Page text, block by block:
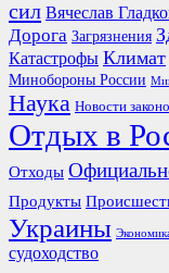
сил Вячеслав
Дорога Загрязнения
Катастрофы Климат
Минобороны России
Наука Новости
Отдых в
Отходы
Продукты
Украины
судоходство